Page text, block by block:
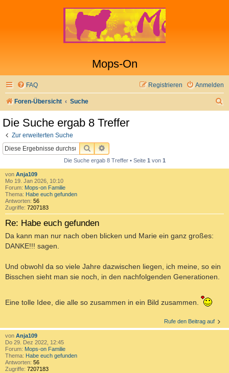
Mops-On
FAQ Anmelden
Registrieren
Foren-Übersicht Suche
Die Suche ergab 8 Treffer
Zur erweiterten Suche
SUCHEERWEITERTE SUCHE
Die Suche ergab 8 Treffer • Seite 1von 1
von Anja109
Mo 19. Jan 2026, 10:10
Forum: Mops-on Familie
Thema: Habe euch gefunden
Antworten: 56
Zugriffe: 7207183
Re: Habe euch gefunden
Da kann man nur nach oben blicken und Marie ein ganz großes:
DANKE!!! sagen.
Und obwohl da so viele Jahre dazwischen liegen, ich meine, so ein
Bisschen sieht man sie noch, in den nachfolgenden Generationen.
Eine tolle Idee, die alle so zusammen in ein Bild zusammen.
Rufe den Beitrag auf
von Anja109
Do 29. Dez 2022, 12:45
Forum: Mops-on Familie
Thema: Habe euch gefunden
Antworten: 56
Zugriffe: 7207183